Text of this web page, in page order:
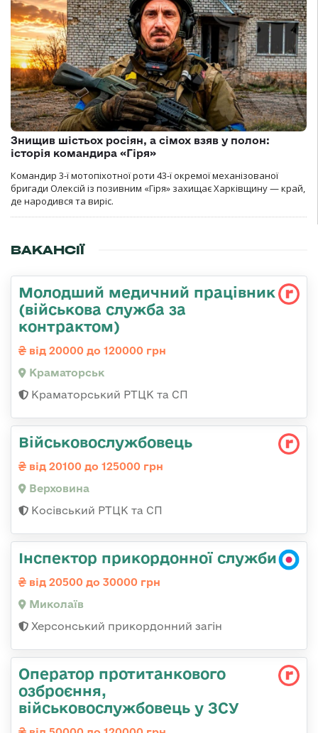
Знищив шістьох росіян, а сімох взяв у полон:
історія командира «Гіря»
Командир 3-ї мотопіхотної роти 43-ї окремої механізованої
бригади Олексій із позивним «Гіря» захищає Харківщину — край,
де народився та виріс.
ВАКАНСІЇ
Молодший медичний працівник
(військова служба за
контрактом)
від 20000 до 120000 грн
Краматорськ
Краматорський РТЦК та СП
Військовослужбовець
від 20100 до 125000 грн
Верховина
Косівський РТЦК та СП
Інспектор прикордонної служби
від 20500 до 30000 грн
Миколаїв
Херсонський прикордонний загін
Оператор протитанкового
озброєння,
військовослужбовець у ЗСУ